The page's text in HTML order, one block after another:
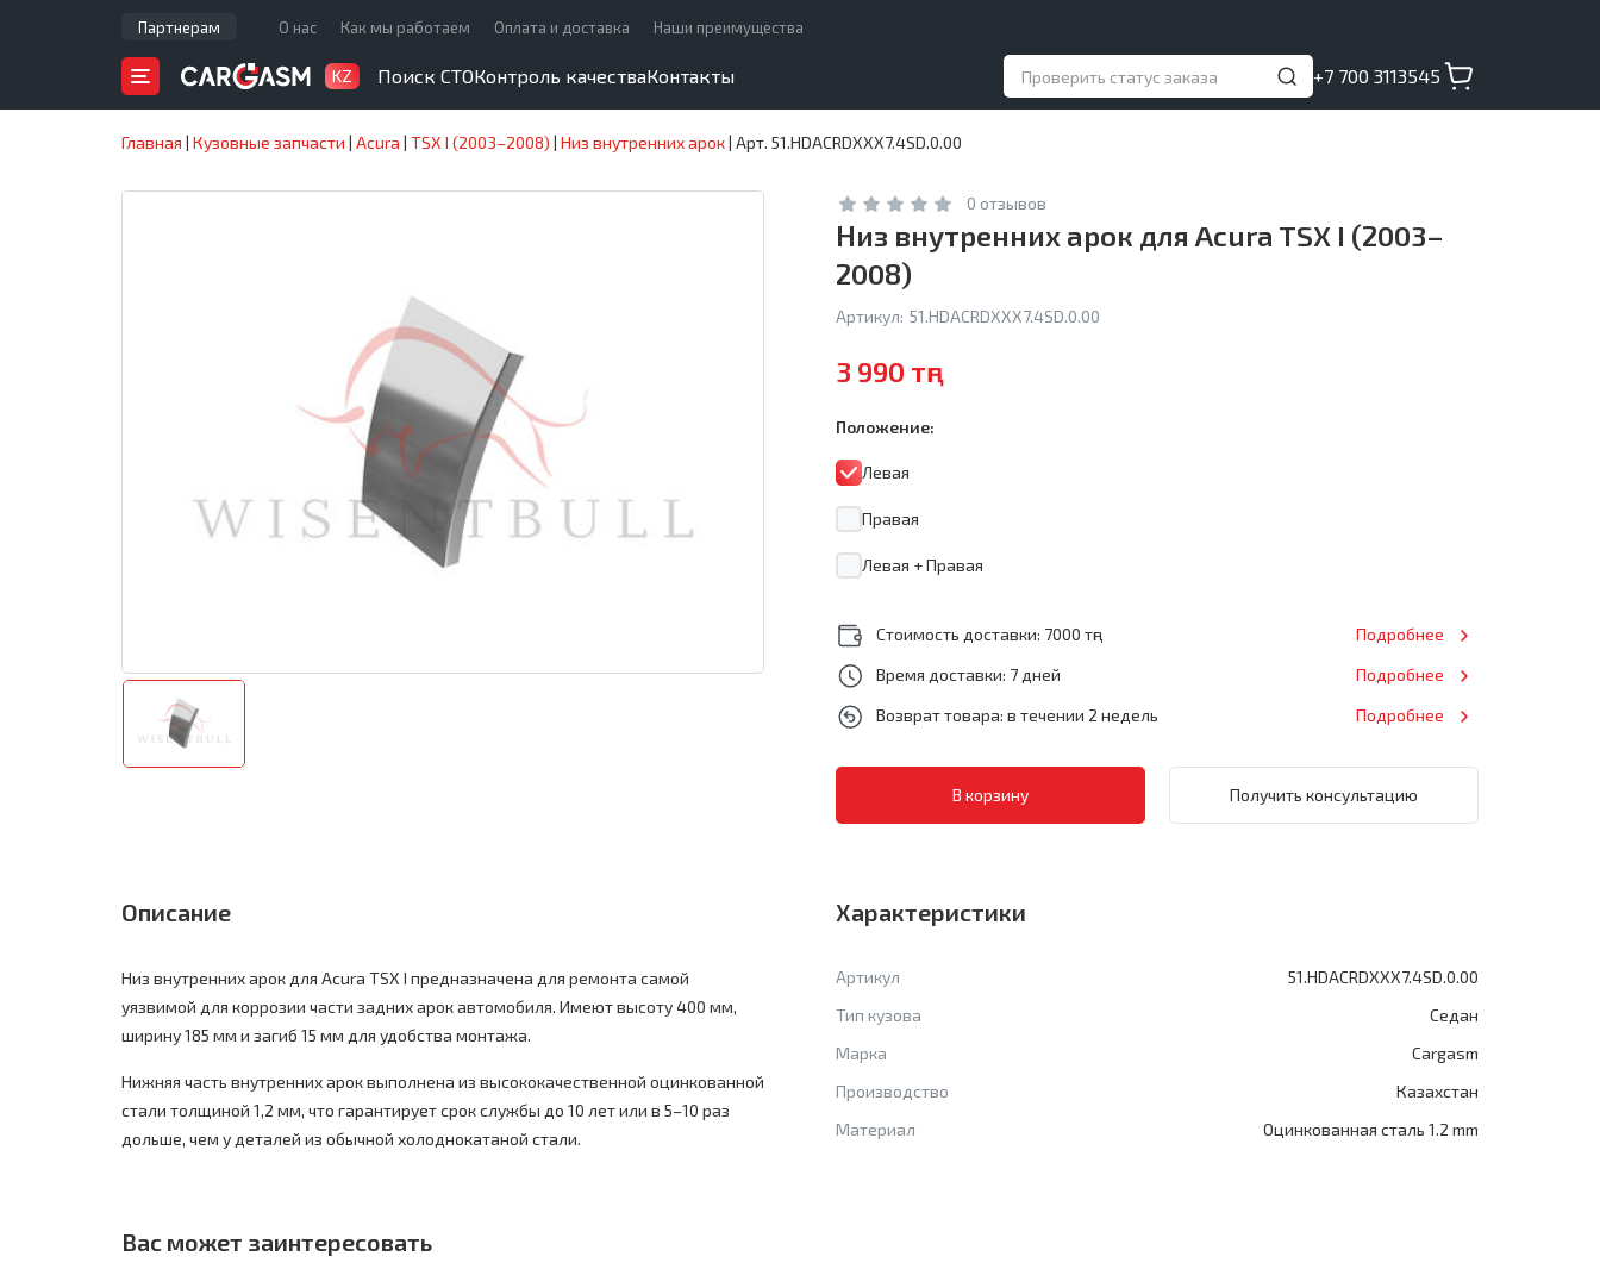
Партнерам О нас Как мы работаем Оплата и доставка Наши преимущества
KZ Поиск СТОКонтроль качестваКонтакты +7 700 3113545
Главная | Кузовные запчасти | Acura | TSX I (2003–2008) | Низ внутренних арок | Арт. 51.HDACRDXXX7.4SD.0.00
0 отзывов
Низ внутренних арок для Acura TSX I (2003–
2008)
Артикул: 51.HDACRDXXX7.4SD.0.00
3 990 тңг
Положение:
Левая
Правая
Левая + Правая
Стоимость доставки: 7000 тңг
Подробнее
Время доставки: 7 дней
Подробнее
Возврат товара: в течении 2 недель
Подробнее
Получить консультацию
Описание
Низ внутренних арок для Acura TSX I предназначена для ремонта самой
уязвимой для коррозии части задних арок автомобиля. Имеют высоту 400 мм,
ширину 185 мм и загиб 15 мм для удобства монтажа.
Нижняя часть внутренних арок выполнена из высококачественной оцинкованной
стали толщиной 1,2 мм, что гарантирует срок службы до 10 лет или в 5–10 раз
дольше, чем у деталей из обычной холоднокатаной стали.
Характеристики
Артикул
51.HDACRDXXX7.4SD.0.00
Тип кузова
Седан
Марка
Cargasm
Производство
Казахстан
Материал
Оцинкованная сталь 1.2 mm
Вас может заинтересовать